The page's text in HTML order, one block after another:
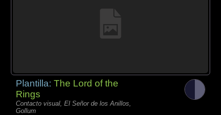
Plantilla:The Lord of the
Rings
Contacto visual, El Señor de los Anillos,
Gollum